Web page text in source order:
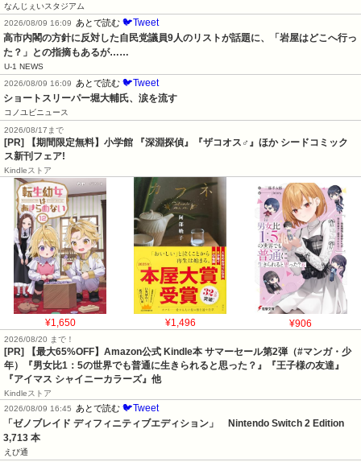
なんじぇいスタジアム
2026/08/09 16:09
あとで読む 🐦Tweet
高市内閣の方針に反対した自民党議員9人のリストが話題に、「岩屋はどこへ行っ
た？」との指摘もあるが……
U-1 NEWS
2026/08/09 16:09
あとで読む 🐦Tweet
ショートスリーパー堀大輔氏、涙を流す
コノユビニュース
2026/08/17まで
[PR] 【期間限定無料】小学館 『深淵探偵』『ザコオス♂』ほか シードコミック
ス新刊フェア!
Kindleストア
¥1,650 ¥1,496 ¥906
2026/08/20 まで！
[PR]
【最大65%OFF】Amazon公式 Kindle本 サマーセール第2弾（#マンガ・少
年）『男女比1：5の世界でも普通に生きられると思った？』『王子様の友達』
『アイマス シャイニーカラーズ』他
Kindleストア
2026/08/09 16:45
あとで読む 🐦Tweet
「ゼノブレイド ディフィニティブエディション」　Nintendo Switch 2 Edition
3,713 本
えび通